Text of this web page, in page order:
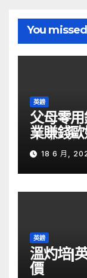
You missed
英鎊
父母零
業賺錢
自由財經
18 6 月,
英鎊
溫灼培|
價